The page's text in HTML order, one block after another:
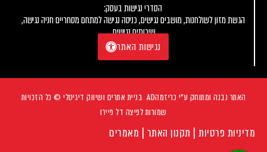
הסדרי נגישות בעסק:
הגשת מזון לשולחנות, מושבים נגישים, כניסה נגישה למתחם מסחריים חניה נגישה,
שירותים נגישים.
נגישות האתר
האתר נבנה ומתוחק ע"י כריזמהAD
בניית אתרים ושיווק דיגיטלי © כל הזכויות
שמורות לפיצה דל פיירו
מדיניות פרטיות | תקנון האתר | מאמרים